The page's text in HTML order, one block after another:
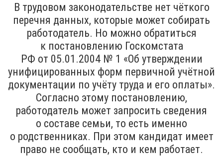
В трудовом законодательстве нет чёткого
перечня данных, которые может собирать
работодатель. Но можно обратиться
к постановлению Госкомстата
РФ от 05.01.2004 № 1 «Об утверждении
унифицированных форм первичной учётной
документации по учёту труда и его оплаты».
Согласно этому постановлению,
работодатель может запросить сведения
о составе семьи, то есть именно
о родственниках. При этом кандидат имеет
право не сообщать, кто и кем работает.